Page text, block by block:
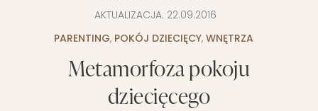
AKTUALIZACJA: 22.09.2016
PARENTING, POKÓJ DZIECIĘCY, WNĘTRZA
Metamorfoza pokoju
dziecięcego